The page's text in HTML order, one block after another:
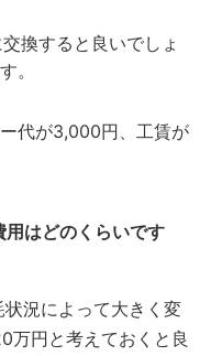
換すると良いでしょ
。
代が3,000円、工賃が
はどのくらいです
況によって大きく変
万円と考えておくと良